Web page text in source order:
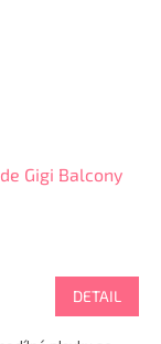
Gigi Balcony
DETAIL